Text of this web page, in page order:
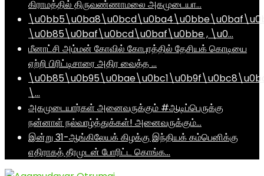
கிராமத்தில் திருவண்ணாமலை அகமுடையா…
\u0b85\u0baf\u0bcd\u0baf\u0bbe , \u0…
மீனாட்சி அம்மன் கோவில் கோபுரத்தில் தேசியக் கொடியை
ஏற்றி பிரிட்டிசாரை அதிர வைத்த …
\…
அகமுடையார்கள் அனைவருக்கும் #ஆடிப்பெருக்கு
நன்னாள் நல்வாழ்த்துக்கள்! அனைவருக்கும்…
இன்று 31-ஆங்கிலேயக் கிழக்கு இந்தியக் கம்பெனிக்கு
எதிராகத் தீரமுடன் போரிட்ட கொங்க…